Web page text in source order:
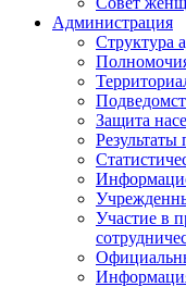
Администрация
Структура
Защита
Результаты
Участие в